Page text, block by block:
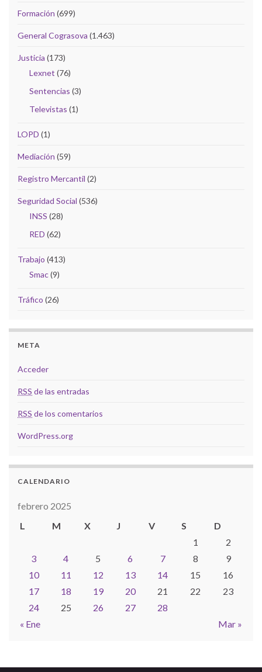
Formación (699)
General Cograsova (1.463)
Justicia (173)
Lexnet (76)
Sentencias (3)
Televistas (1)
LOPD (1)
Mediación (59)
Registro Mercantil (2)
Seguridad Social (536)
INSS (28)
RED (62)
Trabajo (413)
Smac(9)
Tráfico (26)
META
Acceder
RSS de las entradas
RSS de los comentarios
WordPress.org
CALENDARIO
febrero 2025
L
M X J V S D
« Ene Mar »
1
2
3
4 5 6 7 8
9
10
11 12 13 14 15
16
17
18 19 20 21 22
23
24
25 26 27 28